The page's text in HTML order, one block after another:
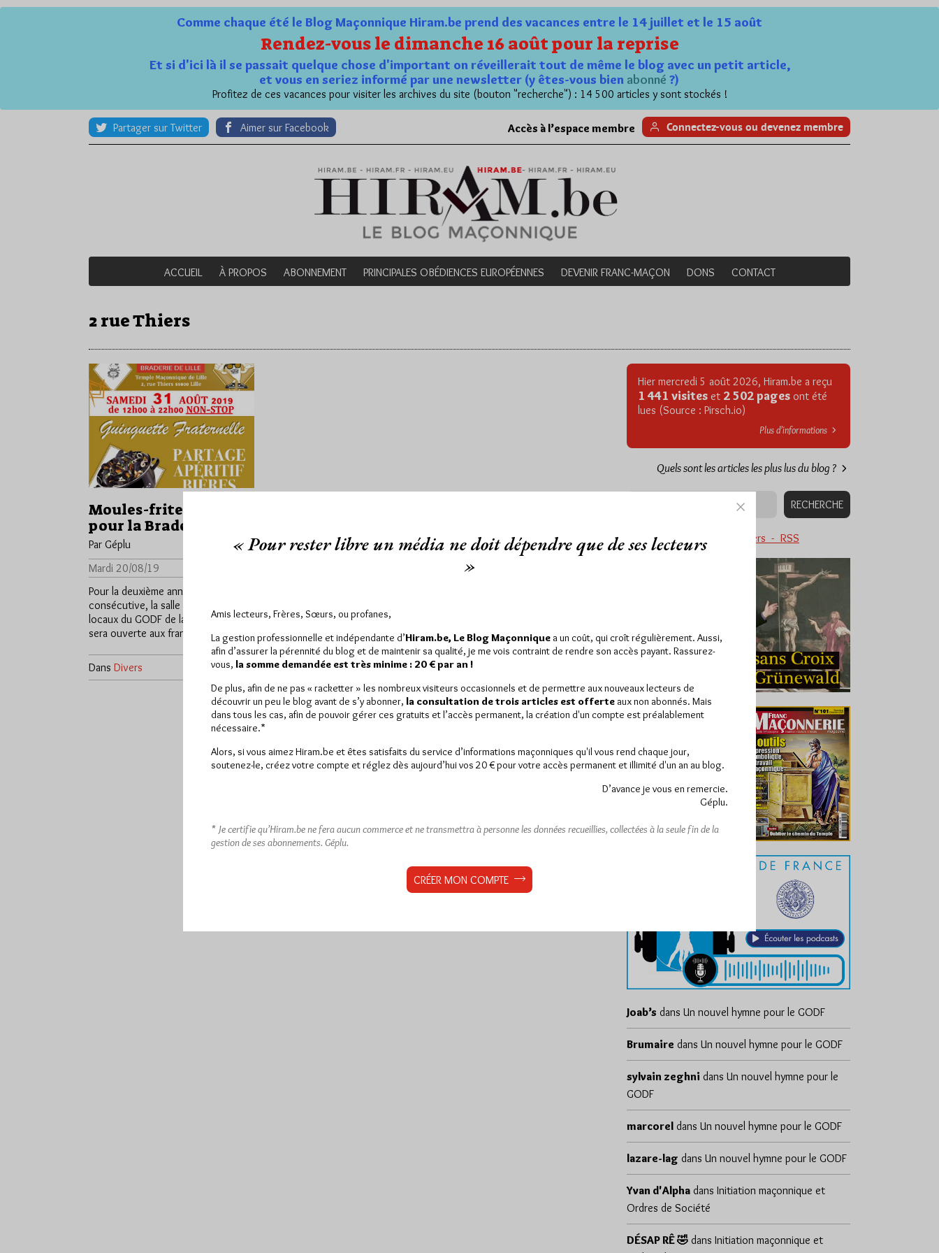
Comme chaque été le Blog Maçonnique Hiram.be prend des vacances entre le 14 juillet et le 15 août
Rendez-vous le dimanche 16 août pour la reprise
Et si d'ici là il se passait quelque chose d'important on réveillerait tout de même le blog avec un petit article,
et vous en seriez informé par une newsletter (y êtes-vous bien abonné ?)
Profitez de ces vacances pour visiter les archives du site (bouton "recherche") : 14 500 articles y sont stockés !
Partager sur Twitter Aimer sur Facebook Accès à l’espace membre Connectez-vous ou devenez membre
ACCUEIL À PROPOS ABONNEMENT PRINCIPALES OBÉDIENCES EUROPÉENNES DEVENIR FRANC-MAÇON DONS CONTACT
2 rue Thiers
Moules-frites à Lille
pour la Braderie
Par Géplu
Mardi 20/08/19
Pour la deuxième année
consécutive, la salle humide des
locaux du GODF de la Rue Thiers
sera ouverte aux francs-maçons…
Dans Divers 1 commentaire
Hier mercredi 5 août 2026, Hiram.be a reçu
1 441 visites et 2 502 pages ont été
lues (Source : Pirsch.io)
Plus d’informations
Quels sont les articles les plus lus du blog ?
Abonnement aux Newsletters - RSS
Joab’s dans Un nouvel hymne pour le GODF
Brumaire dans Un nouvel hymne pour le GODF
sylvain zeghni dans Un nouvel hymne pour le
GODF
marcorel dans Un nouvel hymne pour le GODF
lazare-lag dans Un nouvel hymne pour le GODF
Yvan d'Alpha dans Initiation maçonnique et
Ordres de Société
DÉSAP RÊ 🤣 dans Initiation maçonnique et
« Pour rester libre un média ne doit dépendre que de ses lecteurs
»
Amis lecteurs, Frères, Sœurs, ou profanes,
La gestion professionnelle et indépendante d’Hiram.be, Le Blog Maçonnique a un coût, qui croît régulièrement. Aussi,
afin d’assurer la pérennité du blog et de maintenir sa qualité, je me vois contraint de rendre son accès payant. Rassurez-
vous, la somme demandée est très minime : 20 € par an !
De plus, afin de ne pas « racketter » les nombreux visiteurs occasionnels et de permettre aux nouveaux lecteurs de
découvrir un peu le blog avant de s’y abonner, la consultation de trois articles est offerte aux non abonnés. Mais
dans tous les cas, afin de pouvoir gérer ces gratuits et l’accès permanent, la création d'un compte est préalablement
nécessaire.*
Alors, si vous aimez Hiram.be et êtes satisfaits du service d’informations maçonniques qu'il vous rend chaque jour,
soutenez-le, créez votre compte et réglez dès aujourd’hui vos 20 € pour votre accès permanent et illimité d'un an au blog.
D’avance je vous en remercie.
Géplu.
* Je certifie qu’Hiram.be ne fera aucun commerce et ne transmettra à personne les données recueillies, collectées à la seule fin de la
gestion de ses abonnements. Géplu.
CRÉER MON COMPTE